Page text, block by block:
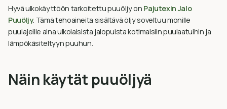
Hyvä ulkokäyttöön tarkoitettu puuöljy on Pajutexin Jalo
Puuöljy. Tämä tehoaineita sisältävä öljy soveltuu monille
puulajeille aina ulkolaisista jalopuista kotimaisiin puulaatuihin ja
lämpökäsiteltyyn puuhun.
Näin käytät puuöljyä